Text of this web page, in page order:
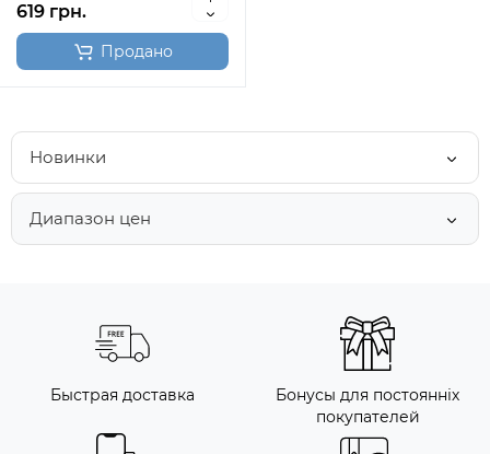
619 грн.
Продано
Новинки
Диапазон цен
Быстрая доставка
Бонусы для постоянніх
покупателей